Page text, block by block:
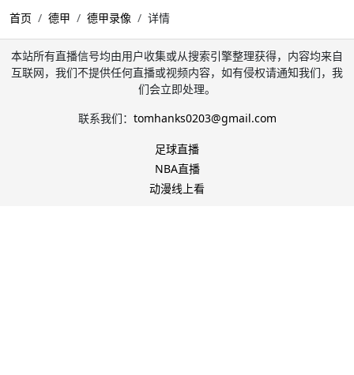
首页
德甲 德甲录像 详情
本站所有直播信号均由用户收集或从搜索引擎整理获得，内容均来自
互联网，我们不提供任何直播或视频内容，如有侵权请通知我们，我
们会立即处理。
联系我们： tomhanks0203@gmail.com
足球直播
NBA直播
动漫线上看